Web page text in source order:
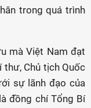
trong quá trình
mà Việt Nam đạt
Chủ tịch Quốc
sự lãnh đạo của
đồng chí Tổng Bí